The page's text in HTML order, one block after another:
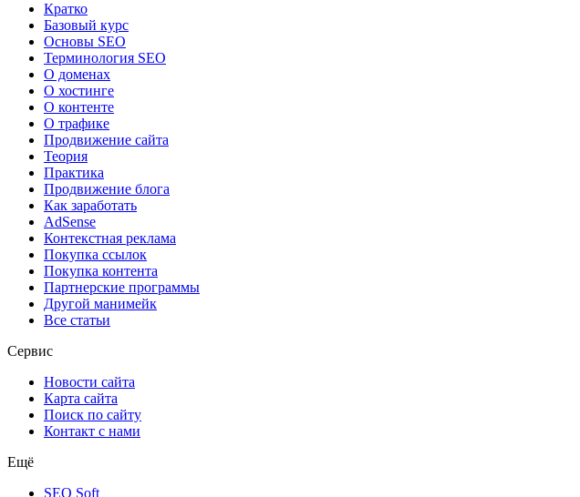
Кратко
Базовый курс
Основы SEO
Терминология SEO
О доменах
О хостинге
О контенте
О трафике
Продвижение сайта
Теория
Практика
Продвижение блога
Как заработать
AdSense
Контекстная реклама
Покупка ссылок
Покупка контента
Партнерские программы
Другой манимейк
Все статьи
Сервис
Новости сайта
Карта сайта
Поиск по сайту
Контакт с нами
Ещё
SEO Soft